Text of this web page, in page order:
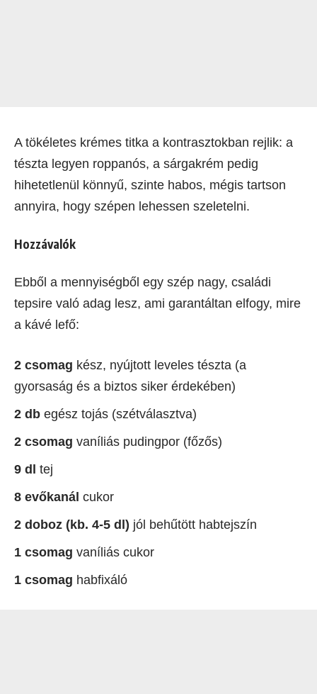
A tökéletes krémes titka a kontrasztokban rejlik: a
tészta legyen roppanós, a sárgakrém pedig
hihetetlenül könnyű, szinte habos, mégis tartson
annyira, hogy szépen lehessen szeletelni.
Hozzávalók
Ebből a mennyiségből egy szép nagy, családi
tepsire való adag lesz, ami garantáltan elfogy, mire
a kávé lefő:
2 csomag kész, nyújtott leveles tészta (a
gyorsaság és a biztos siker érdekében)
2 db egész tojás (szétválasztva)
2 csomag vaníliás pudingpor (főzős)
9 dl
tej
8 evőkanál cukor
2 doboz (kb. 4-5 dl) jól behűtött habtejszín
1 csomag vaníliás cukor
1 csomag habfixáló